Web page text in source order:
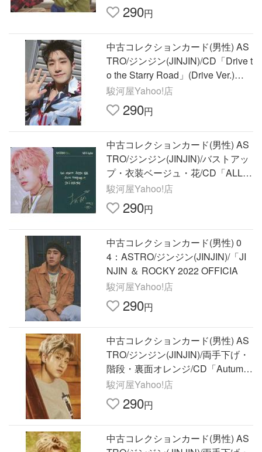
290円
中古コレクションカード(男性) AS
TRO/ジンジン(JINJIN)/CD「Drive t
o the Starry Road」(Drive Ver.)封
入特典フ
駿河屋Yahoo!店
290円
中古コレクションカード(男性) AS
TRO/ジンジン(JINJIN)/バストアッ
プ・衣装ベージュ・花/CD「ALL LI
GHT」(Green ver.)特典フォトカ
駿河屋Yahoo!店
290円
中古コレクションカード(男性) 0
4：ASTRO/ジンジン(JINJIN)/「JI
NJIN ＆ ROCKY 2022 OFFICIA
駿河屋Yahoo!店
290円
中古コレクションカード(男性) AS
TRO/ジンジン(JINJIN)/両手下げ・
階段・裏面オレンジ/CD「Autumn
Story」(Orange ver.)特典トレカ
駿河屋Yahoo!店
290円
中古コレクションカード(男性) AS